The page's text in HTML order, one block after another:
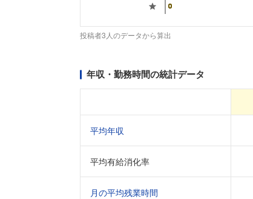
投稿者3人のデータから算出
年収・勤務時間の統計データ
平均年収
平均有給消化率
月の平均残業時間